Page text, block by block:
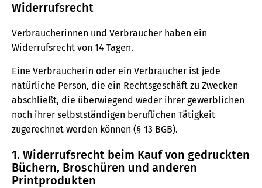
Widerrufsrecht
Verbraucherinnen und Verbraucher haben ein
Widerrufsrecht von 14 Tagen.
Eine Verbraucherin oder ein Verbraucher ist jede
natürliche Person, die ein Rechtsgeschäft zu Zwecken
abschließt, die überwiegend weder ihrer gewerblichen
noch ihrer selbstständigen beruflichen Tätigkeit
zugerechnet werden können (§ 13 BGB).
1. Widerrufsrecht beim Kauf von gedruckten
Büchern, Broschüren und anderen
Printprodukten